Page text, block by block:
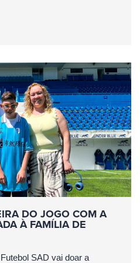
DO JOGO COM A
À FAMÍLIA DE
SAD vai doar a